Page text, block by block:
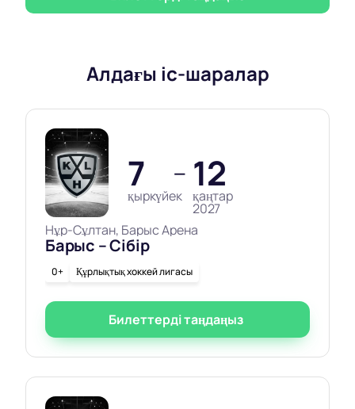
Алдағы іс-шаралар
7
қыркүйек
— 12
қаңтар
2027
Нұр-Сұлтан, Барыс Арена
Барыс – Сібір
0+ Құрлықтық хоккей лигасы
Билеттерді таңдаңыз